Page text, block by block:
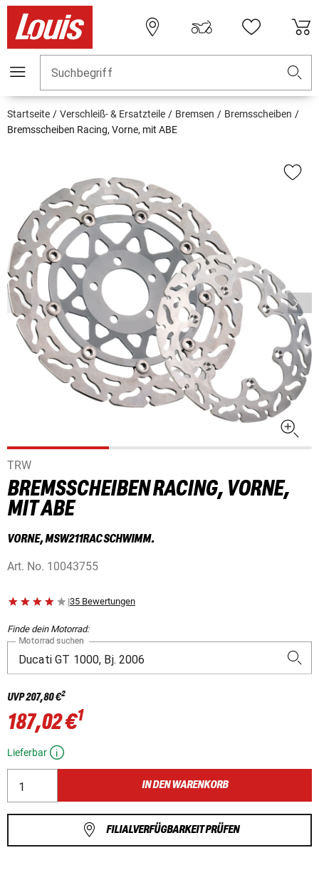
Suchbegriff
Startseite Verschleiß- & Ersatzteile Bremsen
Bremsscheiben
Bremsscheiben Racing, Vorne, mit ABE
TRW
BREMSSCHEIBEN RACING, VORNE,
MIT ABE
VORNE, MSW211RAC SCHWIMM.
Art. No. 10043755
|35 Bewertungen
Finde dein Motorrad:
Motorrad suchen
UVP207,80 €2
187,02 €1
Lieferbar
IN DEN WARENKORB
FILIALVERFÜGBARKEIT PRÜFEN